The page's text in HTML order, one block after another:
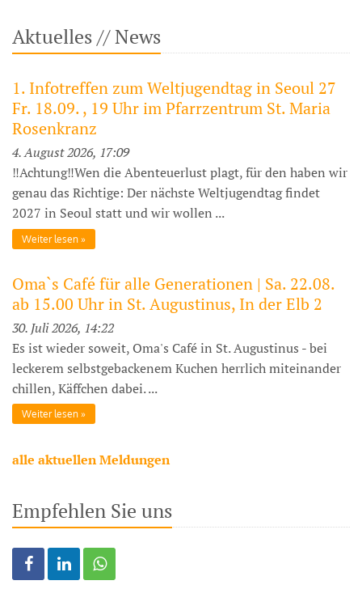
Aktuelles // News
1. Infotreffen zum Weltjugendtag in Seoul 27
Fr. 18.09. , 19 Uhr im Pfarrzentrum St. Maria
Rosenkranz
4. August 2026, 17:09
‼️Achtung‼️Wen die Abenteuerlust plagt, für den haben wir
genau das Richtige: Der nächste Weltjugendtag findet
2027 in Seoul statt und wir wollen ...
Weiter lesen
Oma`s Café für alle Generationen | Sa. 22.08.
ab 15.00 Uhr in St. Augustinus, In der Elb 2
30. Juli 2026, 14:22
Es ist wieder soweit, Oma's Café in St. Augustinus - bei
leckerem selbstgebackenem Kuchen herrlich miteinander
chillen, Käffchen dabei. ...
Weiter lesen
alle aktuellen Meldungen
Empfehlen Sie uns